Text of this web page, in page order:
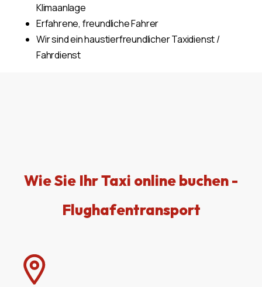
Klimaanlage
Erfahrene, freundliche Fahrer
Wir sind ein haustierfreundlicher Taxidienst /
Fahrdienst
Wie Sie Ihr Taxi online buchen -
Flughafentransport